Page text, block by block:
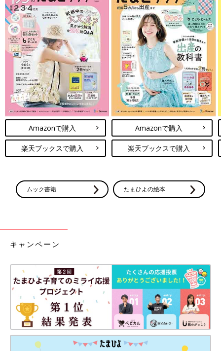
Amazonで購入
楽天ブックスで購入
Amazonで購入
楽天ブックスで購入
ムック書籍 たまひよの絵本
キャンペーン